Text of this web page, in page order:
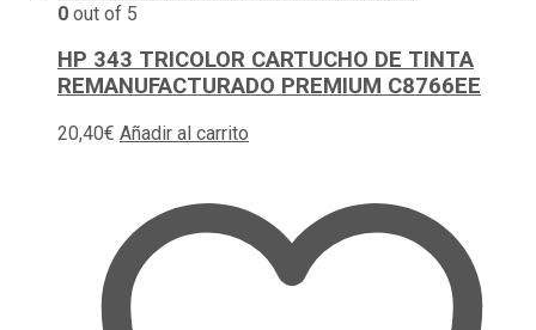
0 out of 5
HP 343 TRICOLOR CARTUCHO DE TINTA
REMANUFACTURADO PREMIUM C8766EE
20,40€ Añadir al carrito